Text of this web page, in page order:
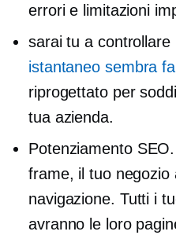
errori e limitazioni
sarai tu a controllare
istantaneo sembra
riprogettato per
tua azienda.
Potenziamento
frame, il tuo negozio
navigazione. Tutti i
avranno le loro